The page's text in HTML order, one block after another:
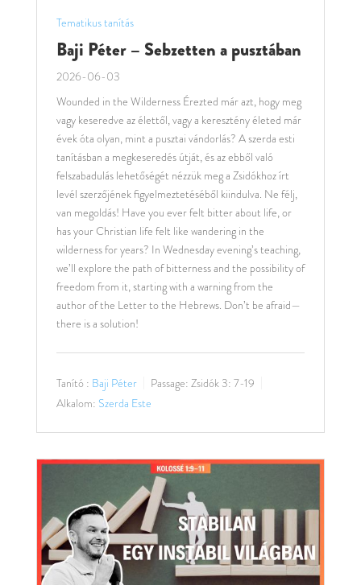
Tematikus tanítás
Baji Péter – Sebzetten a pusztában
2026-06-03
Wounded in the Wilderness Érezted már azt, hogy meg
vagy keseredve az élettől, vagy a keresztény életed már
évek óta olyan, mint a pusztai vándorlás? A szerda esti
tanításban a megkeseredés útját, és az ebből való
felszabadulás lehetőségét nézzük meg a Zsidókhoz írt
levél szerzőjének figyelmeztetéséből kiindulva. Ne félj,
van megoldás! Have you ever felt bitter about life, or
has your Christian life felt like wandering in the
wilderness for years? In Wednesday evening’s teaching,
we’ll explore the path of bitterness and the possibility of
freedom from it, starting with a warning from the
author of the Letter to the Hebrews. Don’t be afraid—
there is a solution!
Tanító : Baji Péter Passage: Zsidók 3: 7-19
Alkalom: Szerda Este